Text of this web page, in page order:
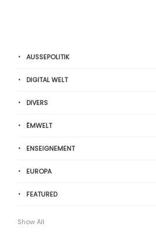
AUSSEPOLITIK
DIGITAL WELT
DIVERS
ËMWELT
ENSEIGNEMENT
EUROPA
FEATURED
Show All